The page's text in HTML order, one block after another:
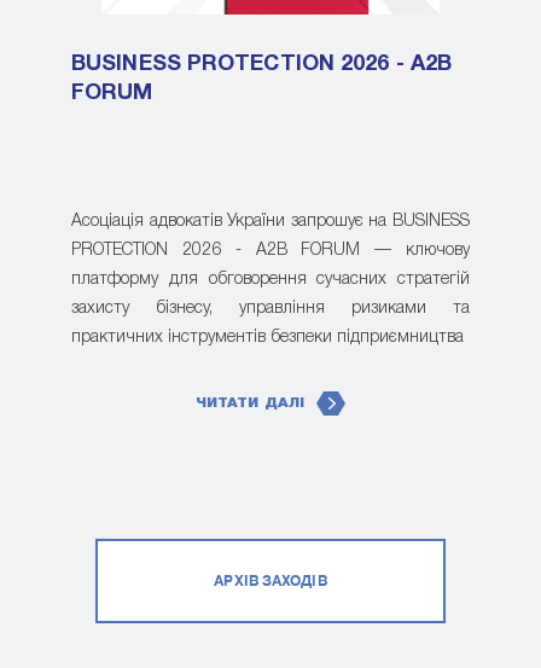
BUSINESS PROTECTION 2026 - A2B
FORUM
Асоціація адвокатів України запрошує на BUSINESS
PROTECTION 2026 - A2B FORUM — ключову
платформу для обговорення сучасних стратегій
захисту бізнесу, управління ризиками та
практичних інструментів безпеки підприємництва
ЧИТАТИ ДАЛІ
АРХІВ ЗАХОДІВ